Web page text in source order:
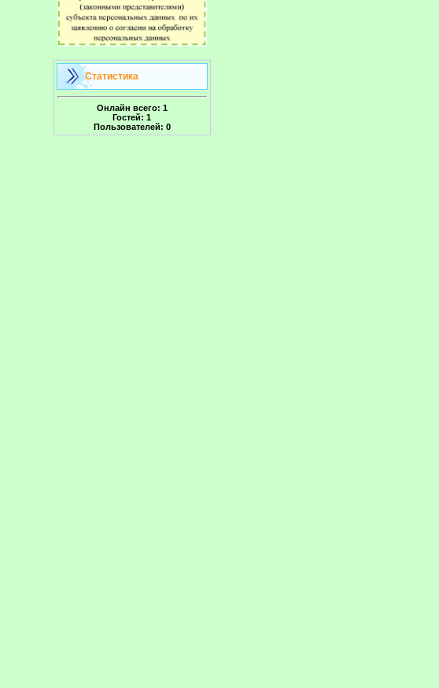
Статистика
Онлайн всего: 1
Гостей: 1
Пользователей: 0